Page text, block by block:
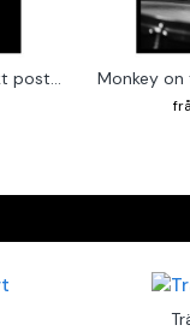
Lejonunge i Profil - Abstrakt poster i svartvitt